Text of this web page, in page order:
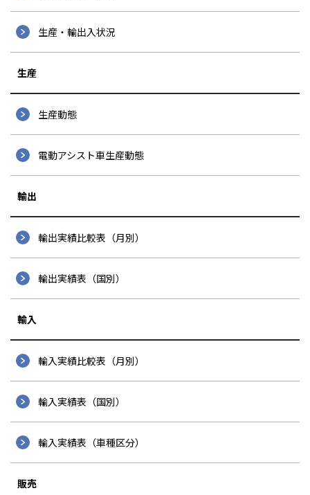
生産・輸出入状況
生産
生産動態
電動アシスト車生産動態
輸出
輸出実績比較表（月別）
輸出実績表（国別）
輸入
輸入実績比較表（月別）
輸入実績表（国別）
輸入実績表（車種区分）
販売